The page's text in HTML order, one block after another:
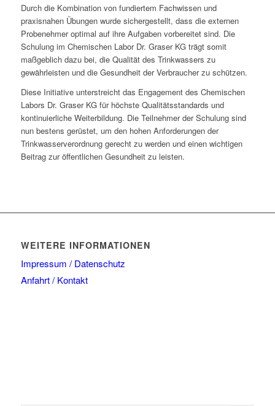
Durch die Kombination von fundiertem Fachwissen und
praxisnahen Übungen wurde sichergestellt, dass die externen
Probenehmer optimal auf ihre Aufgaben vorbereitet sind. Die
Schulung im Chemischen Labor Dr. Graser KG trägt somit
maßgeblich dazu bei, die Qualität des Trinkwassers zu
gewährleisten und die Gesundheit der Verbraucher zu schützen.
Diese Initiative unterstreicht das Engagement des Chemischen
Labors Dr. Graser KG für höchste Qualitätsstandards und
kontinuierliche Weiterbildung. Die Teilnehmer der Schulung sind
nun bestens gerüstet, um den hohen Anforderungen der
Trinkwasserverordnung gerecht zu werden und einen wichtigen
Beitrag zur öffentlichen Gesundheit zu leisten.
WEITERE INFORMATIONEN
Impressum / Datenschutz
Anfahrt / Kontakt